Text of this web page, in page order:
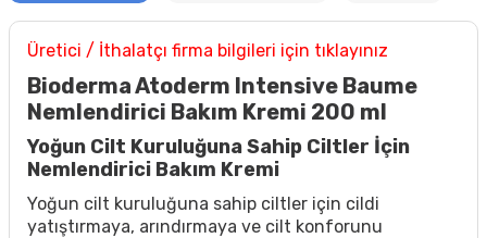
Üretici / İthalatçı firma bilgileri için tıklayınız
Bioderma Atoderm Intensive Baume
Nemlendirici Bakım Kremi 200 ml
Yoğun Cilt Kuruluğuna Sahip Ciltler İçin
Nemlendirici Bakım Kremi
Yoğun cilt kuruluğuna sahip ciltler için cildi
yatıştırmaya, arındırmaya ve cilt konforunu